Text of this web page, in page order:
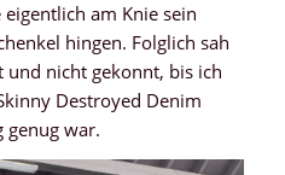
am Knie sein
hingen. Folglich sah
und nicht gekonnt, bis ich
Destroyed Denim
genug war.